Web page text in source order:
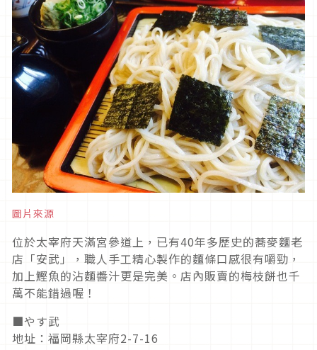
圖片來源
位於太宰府天滿宮參道上，已有40年多歷史的蕎麥麵老
店「安武」，職人手工精心製作的麵條口感很有嚼勁，
加上鰹魚的沾麵醬汁更是完美。店內販賣的梅枝餅也千
萬不能錯過喔！
■やす武
地址：福岡縣太宰府2-7-16